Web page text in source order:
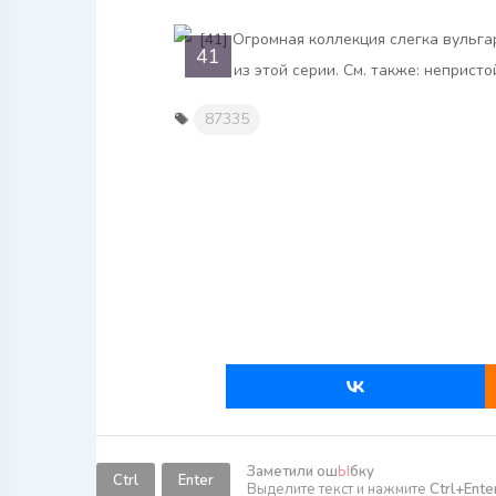
41
87335
Ctrl Enter Заметили ошЫбку
Выделите текст и нажмите